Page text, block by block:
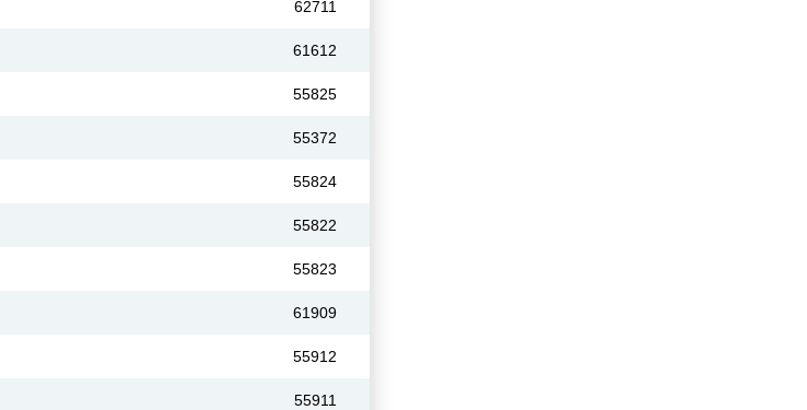
62711
61612
55825
55372
55824
55822
55823
61909
55912
55911